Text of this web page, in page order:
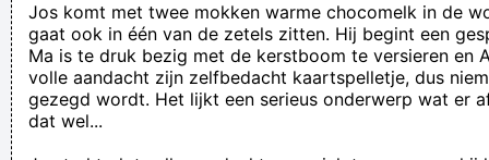
Jos komt met twee mokken warme chocomelk in de
gaat ook in één van de zetels zitten. Hij begint een
Ma is te druk bezig met de kerstboom te versieren en
volle aandacht zijn zelfbedacht kaartspelletje, dus
gezegd wordt. Het lijkt een serieus onderwerp wat er
dat wel...